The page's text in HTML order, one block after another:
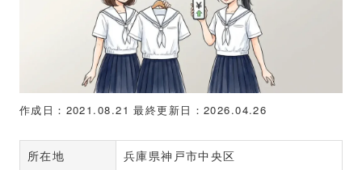
作成日：2021.08.21 最終更新日：2026.04.26
所在地
兵庫県神戸市中央区